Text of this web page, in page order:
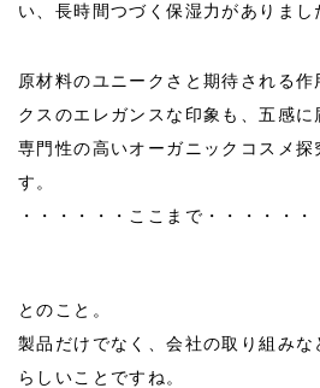
い、長時間つづく保湿力がありまし
原材料のユニークさと期待される
クスのエレガンスな印象も、五感に
専門性の高いオーガニックコスメ
す。
・・・・・・ここまで・・・・・・
とのこと。
製品だけでなく、会社の取り組み
らしいことですね。